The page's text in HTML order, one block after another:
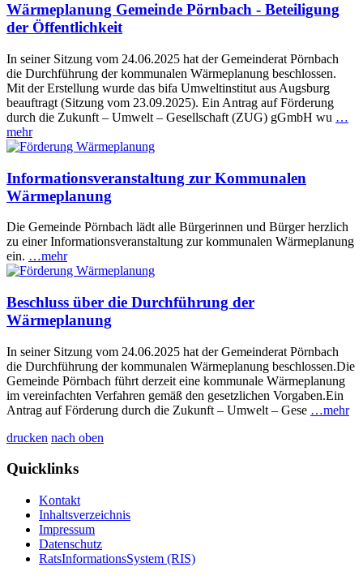
Wärmeplanung Gemeinde Pörnbach - Beteiligung
der Öffentlichkeit
In seiner Sitzung vom 24.06.2025 hat der Gemeinderat Pörnbach
die Durchführung der kommunalen Wärmeplanung beschlossen.
Mit der Erstellung wurde das bifa Umweltinstitut aus Augsburg
beauftragt (Sitzung vom 23.09.2025). Ein Antrag auf Förderung
durch die Zukunft – Umwelt – Gesellschaft (ZUG) gGmbH wu …
mehr
Informationsveranstaltung zur Kommunalen
Wärmeplanung
Die Gemeinde Pörnbach lädt alle Bürgerinnen und Bürger herzlich
zu einer Informationsveranstaltung zur kommunalen Wärmeplanung
ein. …mehr
Beschluss über die Durchführung der
Wärmeplanung
In seiner Sitzung vom 24.06.2025 hat der Gemeinderat Pörnbach
die Durchführung der kommunalen Wärmeplanung beschlossen.Die
Gemeinde Pörnbach führt derzeit eine kommunale Wärmeplanung
im vereinfachten Verfahren gemäß den gesetzlichen Vorgaben.Ein
Antrag auf Förderung durch die Zukunft – Umwelt – Gese …mehr
drucken nach oben
Quicklinks
Kontakt
Inhaltsverzeichnis
Impressum
Datenschutz
RatsInformationsSystem (RIS)